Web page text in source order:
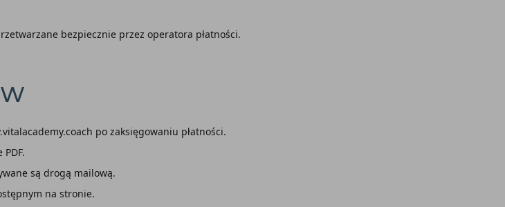
bezpiecznie przez operatora płatności.
po zaksięgowaniu płatności.
są drogą mailową.
na stronie.